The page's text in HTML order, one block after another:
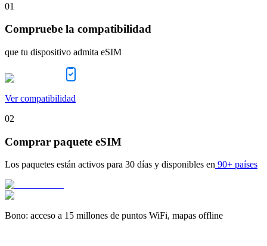
01
Compruebe la compatibilidad
que tu dispositivo admita eSIM
Ver compatibilidad
02
Comprar paquete eSIM
Los paquetes están activos para 30 días y disponibles en 90+ países
Bono: acceso a 15 millones de puntos WiFi, mapas offline